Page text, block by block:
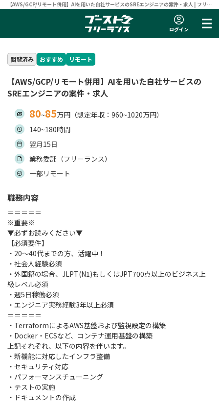
【AWS/GCP/リモート併用】AIを用いた自社サービスのSREエンジニアの案件・求人 | フリー
ランスエンジニア向け案件サイト 【ブーストフリーランス】
ログイン
閲覧済み おすすめ リモート
【AWS/GCP/リモート併用】AIを用いた自社サービスの
SREエンジニアの案件・求人
80~85万円（想定年収：960~1020万円）
140~180時間
翌月15日
業務委託（フリーランス）
一部リモート
職務内容
＝＝＝＝＝
※重要※
▼必ずお読みください▼
【必須要件】
・20～40代までの方、活躍中！
・社会人経験必須
・外国籍の場合、JLPT(N1)もしくはJPT700点以上のビジネス上
級レベル必須
・週5日稼働必須
・エンジニア実務経験3年以上必須
＝＝＝＝＝
・TerraformによるAWS基盤および監視設定の構築
・Docker・ECSなど、コンテナ運用基盤の構築
上記それぞれ、以下の内容を伴います。
・新機能に対応したインフラ整備
・セキュリティ対応
・パフォーマンスチューニング
・テストの実施
・ドキュメントの作成